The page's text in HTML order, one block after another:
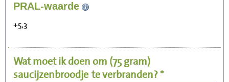
PRAL-waarde
+5,3
Wat moet ik doen om (75 gram)
saucijzenbroodje te verbranden? *
Zitten, tv kijken
Wandelen (5 km/uur)